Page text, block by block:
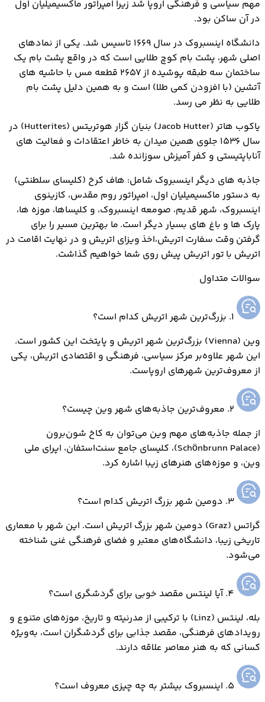
مهم سیاسی و فرهنگی اروپا شد زیرا امپراتور ماکسیمیلیان اول
در آن ساکن بود.
دانشگاه اینسبروک در سال ۱۶۶۹ تاسیس شد. یکی از نمادهای
اصلی شهر، پشت بام کوچ طلایی است که در واقع پشت بام یک
ساختمان سه طبقه پوشیده از ۲۶۵۷ قطعه مس با حاشیه های
آتشین (با افزودن کمی طلا) است و به همین دلیل پشت بام
طلایی به نظر می رسد.
یاکوب هاتر (Jacob Hutter) بنیان گزار هوتریتس (Hutterites) در
سال ۱۵۳۶ جلوی همین میدان به خاطر اعتقادات و فعالیت های
آناباپتیستی و کفر آمیزش سوزانده شد.
جاذبه های دیگر اینسبروک شامل: هاف کرخ (کلیسای سلطنتی)
به دستور ماکسیمیلیان اول، امپراتور روم مقدس، کازینوی
اینسبروک، شهر قدیم، صومعه اینسبروک، و کلیساها، موزه ها،
پارک ها و باغ های بسیار دیگر است. ما بهترین مسیر را برای
گرفتن وقت سفارت اتریش،اخذ ویزای اتریش و در نهایت اقامت در
اتریش با تور اتریش پیش روی شما خواهیم گذاشت.
سوالات متداول
۱. بزرگ‌ترین شهر اتریش کدام است؟
وین (Vienna) بزرگ‌ترین شهر اتریش و پایتخت این کشور است.
این شهر علاوه‌بر مرکز سیاسی، فرهنگی و اقتصادی اتریش، یکی
از معروف‌ترین شهرهای اروپاست.
۲. معروف‌ترین جاذبه‌های شهر وین چیست؟
از جمله جاذبه‌های مهم وین می‌توان به کاخ شون‌برون
(Schönbrunn Palace)، کلیسای جامع سنت‌استفان، اپرای ملی
وین، و موزه‌های هنرهای زیبا اشاره کرد.
۳. دومین شهر بزرگ اتریش کدام است؟
گراتس (Graz) دومین شهر بزرگ اتریش است. این شهر با معماری
تاریخی زیبا، دانشگاه‌های معتبر و فضای فرهنگی غنی شناخته
می‌شود.
4. آیا لینتس مقصد خوبی برای گردشگری است؟
بله، لینتس (Linz) با ترکیبی از مدرنیته و تاریخ، موزه‌های متنوع و
رویدادهای فرهنگی، مقصد جذابی برای گردشگران است، به‌ویژه
کسانی که به هنر معاصر علاقه دارند.
5. اینسبروک بیشتر به چه چیزی معروف است؟